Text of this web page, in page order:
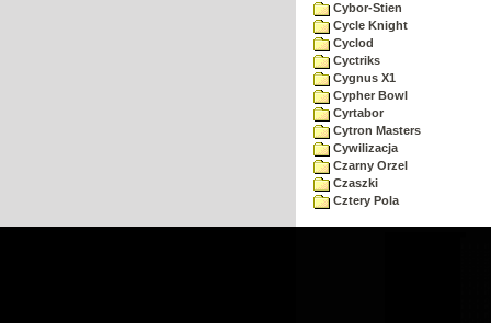
Cybor-Stien
Cycle Knight
Cyclod
Cyctriks
Cygnus X1
Cypher Bowl
Cyrtabor
Cytron Masters
Cywilizacja
Czarny Orzel
Czaszki
Cztery Pola